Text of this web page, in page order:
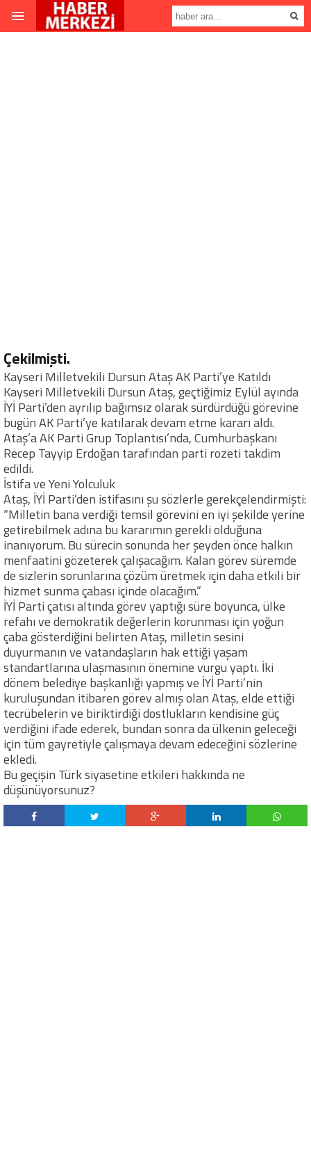
Çekilmişti.
Kayseri Milletvekili Dursun Ataş AK Parti’ye Katıldı
Kayseri Milletvekili Dursun Ataş, geçtiğimiz Eylül ayında
İYİ Parti’den ayrılıp bağımsız olarak sürdürdüğü görevine
bugün AK Parti’ye katılarak devam etme kararı aldı.
Ataş’a AK Parti Grup Toplantısı’nda, Cumhurbaşkanı
Recep Tayyip Erdoğan tarafından parti rozeti takdim
edildi.
İstifa ve Yeni Yolculuk
Ataş, İYİ Parti’den istifasını şu sözlerle gerekçelendirmişti:
“Milletin bana verdiği temsil görevini en iyi şekilde yerine
getirebilmek adına bu kararımın gerekli olduğuna
inanıyorum. Bu sürecin sonunda her şeyden önce halkın
menfaatini gözeterek çalışacağım. Kalan görev süremde
de sizlerin sorunlarına çözüm üretmek için daha etkili bir
hizmet sunma çabası içinde olacağım.”
İYİ Parti çatısı altında görev yaptığı süre boyunca, ülke
refahı ve demokratik değerlerin korunması için yoğun
çaba gösterdiğini belirten Ataş, milletin sesini
duyurmanın ve vatandaşların hak ettiği yaşam
standartlarına ulaşmasının önemine vurgu yaptı. İki
dönem belediye başkanlığı yapmış ve İYİ Parti’nin
kuruluşundan itibaren görev almış olan Ataş, elde ettiği
tecrübelerin ve biriktirdiği dostlukların kendisine güç
verdiğini ifade ederek, bundan sonra da ülkenin geleceği
için tüm gayretiyle çalışmaya devam edeceğini sözlerine
ekledi.
Bu geçişin Türk siyasetine etkileri hakkında ne
düşünüyorsunuz?